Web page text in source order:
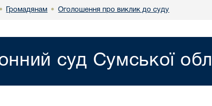
• Громадянам • Оголошення про виклик до суду
суд Сумської